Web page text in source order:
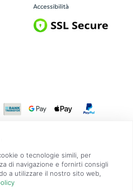
Accessibilità
S.r.l.| realizzato conContit | © 2026 Tutti
| P.IVA: 09351560967